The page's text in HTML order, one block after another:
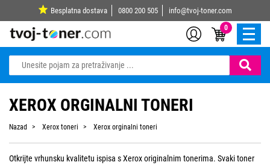
Besplatna dostava 0800 200 505 info@tvoj-toner.com
0
XEROX ORGINALNI TONERI
Nazad Xerox toneri Xerox orginalni toneri
Otkrijte vrhunsku kvalitetu ispisa s Xerox originalnim tonerima. Svaki toner